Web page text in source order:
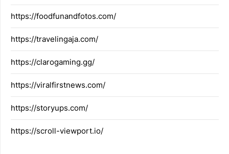
https://foodfunandfotos.com/
https://travelingaja.com/
https://clarogaming.gg/
https://viralfirstnews.com/
https://storyups.com/
https://scroll-viewport.io/